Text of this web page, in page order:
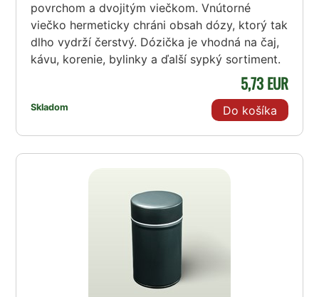
povrchom a dvojitým viečkom. Vnútorné
viečko hermeticky chráni obsah dózy, ktorý tak
dlho vydrží čerstvý. Dózička je vhodná na čaj,
kávu, korenie, bylinky a ďalší sypký sortiment.
Skladom
5,73 EUR
Do košíka